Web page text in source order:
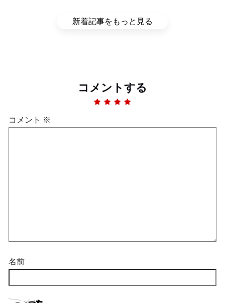
新着記事をもっと見る
コメントする
コメント ※
名前